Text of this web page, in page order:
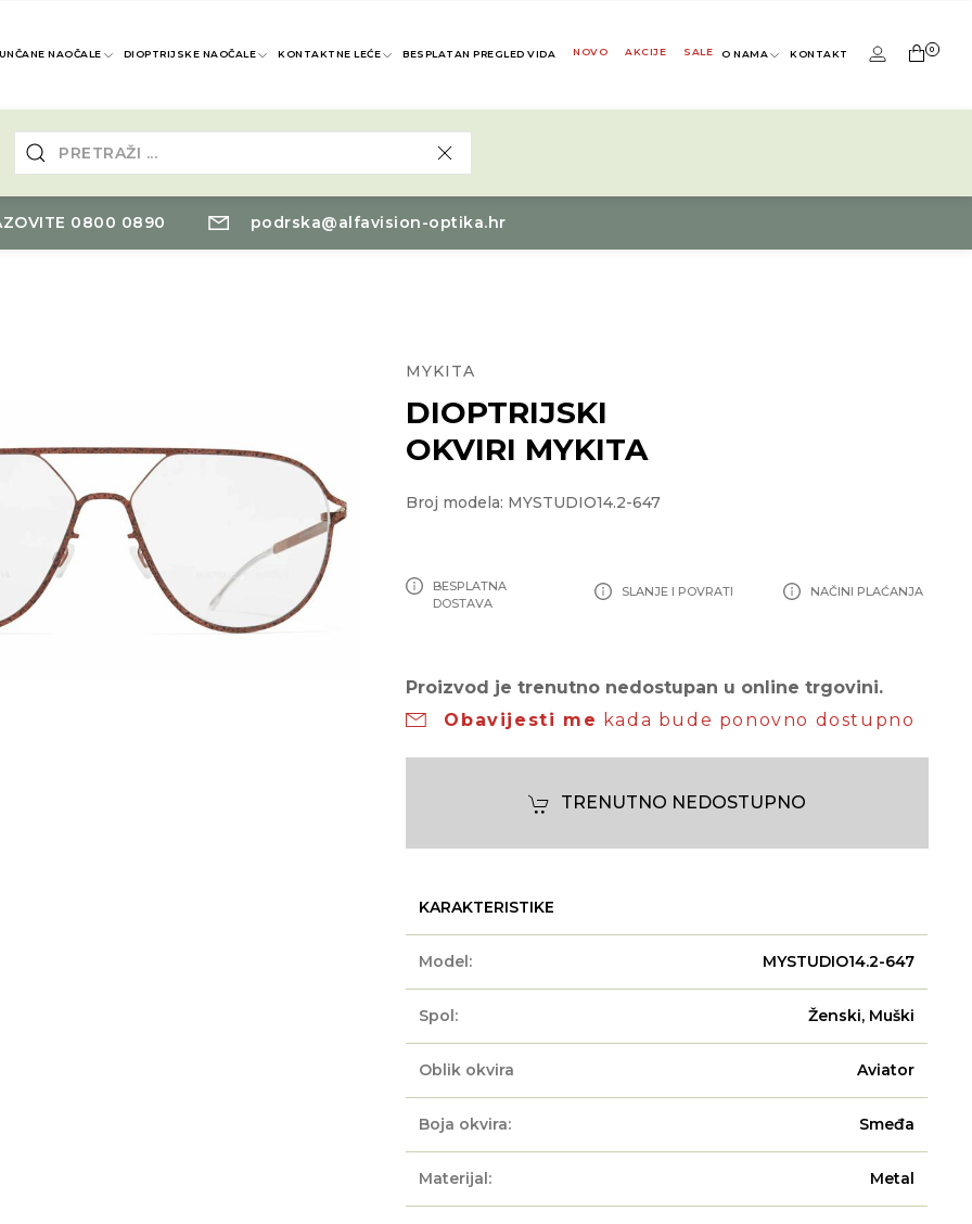
NAOČALE DIOPTRIJSKE NAOČALE KONTAKTNE LEĆE BESPLATAN PREGLED VIDA NOVO AKCIJE SALE O NAMA KONTAKT 0
0800 0890 podrska@alfavision-optika.hr
MYKITA
DIOPTRIJSKI
OKVIRI MYKITA
Broj modela: MYSTUDIO14.2-647
BESPLATNA
DOSTAVA
SLANJE I POVRATI NAČINI PLAĆANJA
Proizvod je trenutno nedostupan u online trgovini.
Obavijesti me kada bude ponovno dostupno
TRENUTNO NEDOSTUPNO
KARAKTERISTIKE
Model: MYSTUDIO14.2-647
Spol: Ženski, Muški
Oblik okvira Aviator
Boja okvira: Smeđa
Materijal: Metal